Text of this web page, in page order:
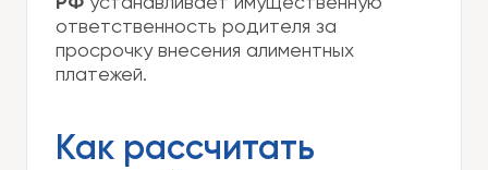
ответственность родителя за
просрочку внесения алиментных
платежей.
Как рассчитать